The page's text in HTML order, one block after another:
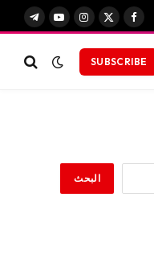
فيسبوك
X
الانستغرام
يوتيوبتيلقرام
SUBSCRIBE
البحث